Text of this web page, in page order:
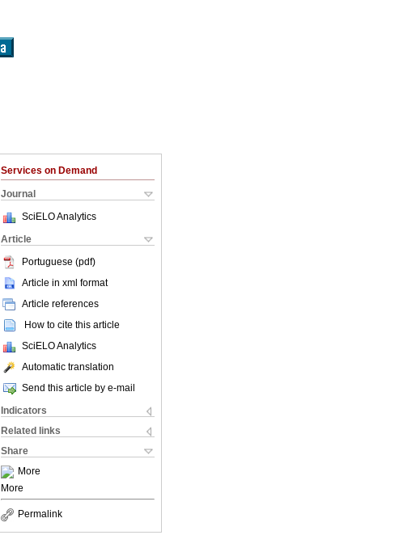
Services on Demand
Journal
SciELO Analytics
Article
Portuguese (pdf)
Article in xml format
Article references
How to cite this article
SciELO Analytics
Automatic translation
Send this article by e-mail
Indicators
Related links
Share
More
More
Permalink